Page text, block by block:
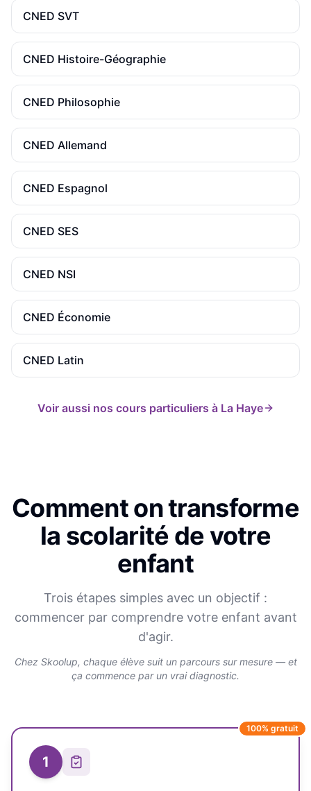
CNED SVT
CNED Histoire-Géographie
CNED Philosophie
CNED Allemand
CNED Espagnol
CNED SES
CNED NSI
CNED Économie
CNED Latin
Voir aussi nos cours particuliers à La Haye
Comment on transforme
la scolarité de votre
enfant
Trois étapes simples avec un objectif :
commencer par comprendre votre enfant avant
d'agir.
Chez Skoolup, chaque élève suit un parcours sur mesure — et
ça commence par un vrai diagnostic.
100% gratuit
1